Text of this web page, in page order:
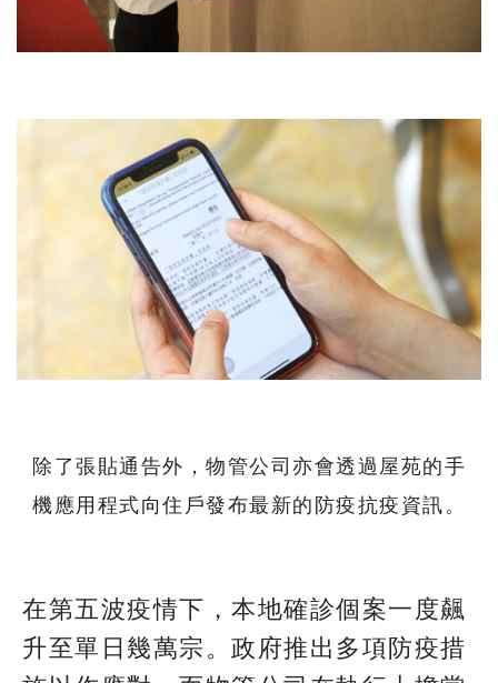
除了張貼通告外，物管公司亦會透過屋苑的手
機應用程式向住戶發布最新的防疫抗疫資訊。
在第五波疫情下，本地確診個案一度飆
升至單日幾萬宗。政府推出多項防疫措